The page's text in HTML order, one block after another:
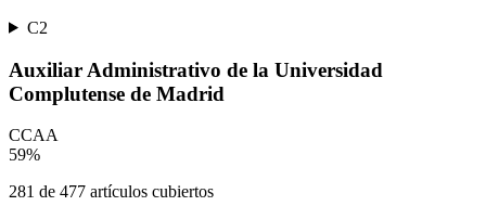
C2
Auxiliar Administrativo de la Universidad
Complutense de Madrid
CCAA
59%
281 de 477 artículos cubiertos